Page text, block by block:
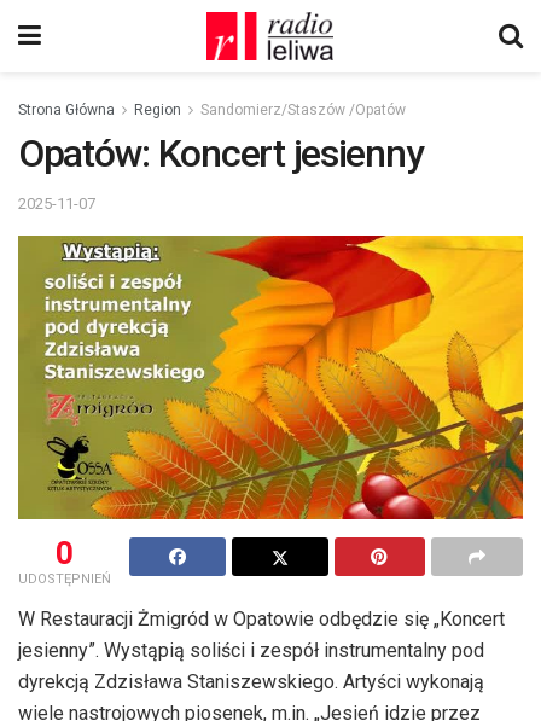
Strona Główna Region Sandomierz/Staszów /Opatów
Opatów: Koncert jesienny
2025-11-07
0
UDOSTĘPNIEŃ
W Restauracji Żmigród w Opatowie odbędzie się „Koncert
jesienny”. Wystąpią soliści i zespół instrumentalny pod
dyrekcją Zdzisława Staniszewskiego. Artyści wykonają
wiele nastrojowych piosenek, m.in. „Jesień idzie przez